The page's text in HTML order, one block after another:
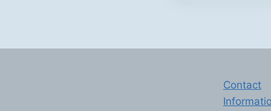
Contact